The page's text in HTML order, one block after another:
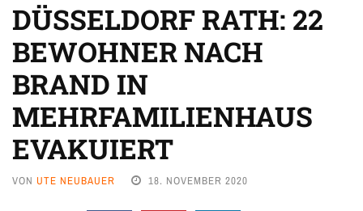
DÜSSELDORF RATH: 22
BEWOHNER NACH
BRAND IN
MEHRFAMILIENHAUS
EVAKUIERT
VON UTE NEUBAUER 18. NOVEMBER 2020